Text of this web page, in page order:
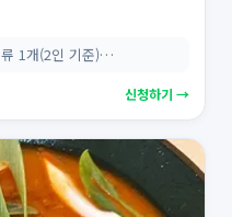
1개(2인 기준)…
신청하기 →